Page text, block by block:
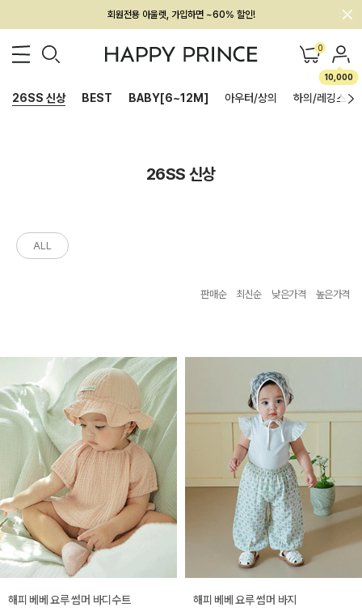
회원전용 아울렛, 가입하면 ~60% 할인!
멤버십 최대 28,000원 혜택 0
10,000
26SS 신상 BEST BABY[6~12M] 아우터/상의 하의/레깅스
26SS 신상
ALL
판매순 최신순 낮은가격 높은가격
해피 베베 요루 썸머 바디수트 해피 베베 요루 썸머 바지